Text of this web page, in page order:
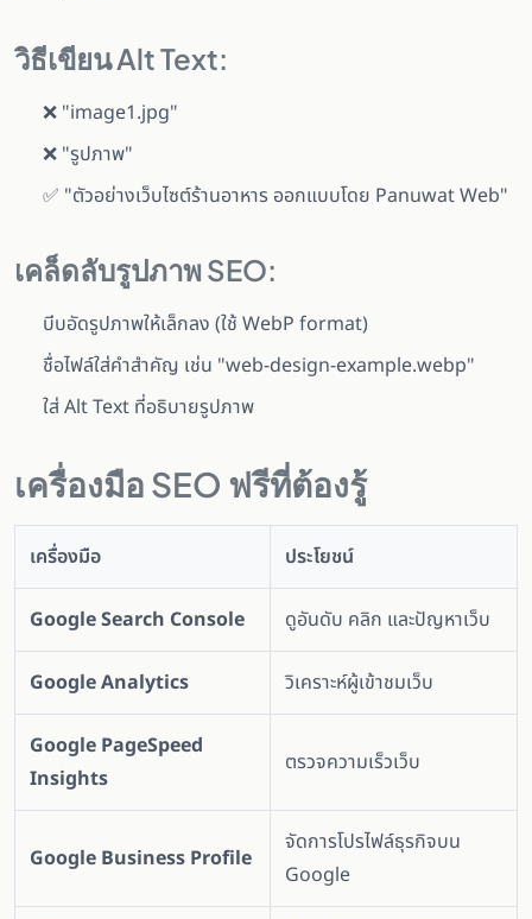
วิธีเขียน Alt Text:
❌ "image1.jpg"
❌ "รูปภาพ"
✅ "ตัวอย่างเว็บไซต์ร้านอาหาร ออกแบบโดย Panuwat Web"
เคล็ดลับรูปภาพ SEO:
บีบอัดรูปภาพให้เล็กลง (ใช้ WebP format)
ชื่อไฟล์ใส่คำสำคัญ เช่น "web-design-example.webp"
ใส่ Alt Text ที่อธิบายรูปภาพ
เครื่องมือ SEO ฟรีที่ต้องรู้
เครื่องมือ ประโยชน์
Google Search Console ดูอันดับ คลิก และปัญหาเว็บ
Google Analytics วิเคราะห์ผู้เข้าชมเว็บ
Google PageSpeed
Insights
ตรวจความเร็วเว็บ
Google Business Profile
จัดการโปรไฟล์ธุรกิจบน
Google